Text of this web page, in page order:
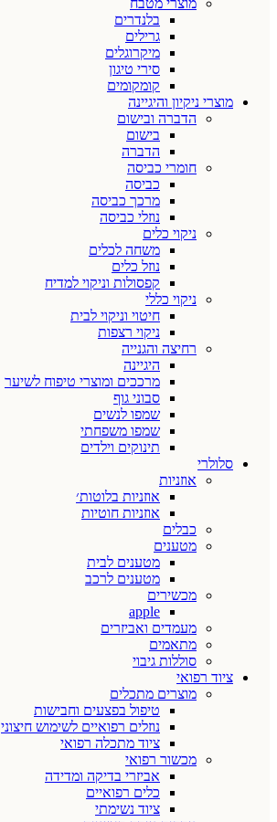
מוצרי מטבח
בלנדרים
גרילים
מיקרוגלים
סירי טיגון
קומקומים
מוצרי ניקיון והיגיינה
הדברה ובישום
בישום
הדברה
חומרי כביסה
כביסה
מרכך כביסה
נוזלי כביסה
ניקוי כלים
משחה לכלים
נוזל כלים
קפסולות וניקוי למדיח
ניקוי כללי
חיטוי וניקוי לבית
ניקוי רצפות
רחיצה והגנייה
היגיינה
מרככים ומוצרי טיפוח לשיער
סבוני גוף
שמפו לנשים
שמפו משפחתי
תינוקים וילדים
סלולרי
אוזניות
אוזניות בלוטות׳
אוזניות חוטיות
כבלים
מטענים
מטענים לבית
מטענים לרכב
מכשירים
apple
מעמדים ואביזרים
מתאמים
סוללות גיבוי
ציוד רפואי
מוצרים מתכלים
טיפול בפצעים וחבישות
נוזלים רפואיים לשימוש חיצוני
ציוד מתכלה רפואי
מכשור רפואי
אביזרי בדיקה ומדידה
כלים רפואיים
ציוד נשימתי